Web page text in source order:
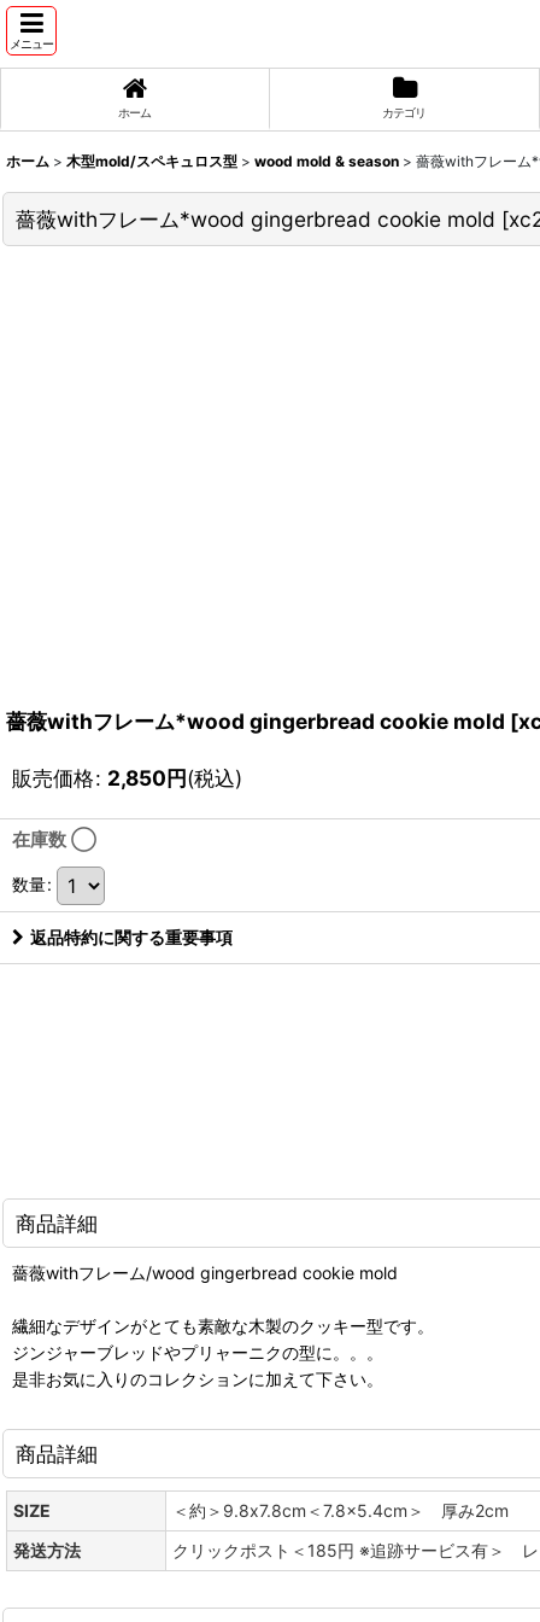
メニュー
ホーム カテゴリ
ホーム > 木型mold/スペキュロス型 > wood mold & season > 薔薇withフレーム
薔薇withフレーム*wood gingerbread cookie mold [
薔薇withフレーム*wood gingerbread cookie mold [
販売価格: 2,850円(税込)
在庫数 ◯
数量:
返品特約に関する重要事項
商品詳細
薔薇withフレーム/wood gingerbread cookie mold
繊細なデザインがとても素敵な木製のクッキー型です。
ジンジャーブレッドやプリャーニクの型に。。。
是非お気に入りのコレクションに加えて下さい。
商品詳細
SIZE
＜約＞9.8x7.8cm＜7.8x5.4cm＞ 厚み2cm
発送方法
クリックポスト＜185円 ※追跡サービス有＞